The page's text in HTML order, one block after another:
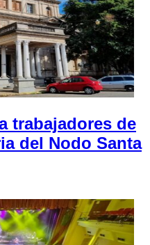
trabajadores de
del Nodo Santa